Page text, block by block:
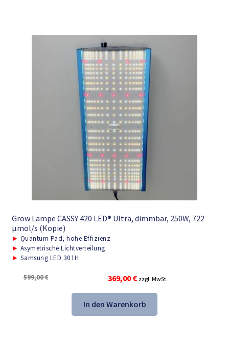
Grow Lampe CASSY 420 LED® Ultra, dimmbar, 250W, 722
μmol/s (Kopie)
► Quantum Pad, hohe Effizienz
► Asymetrische Lichtverteilung
► Samsung LED 301H
599,00€
Ursprünglicher
war:
599,00 €
369,00€Aktueller
ist:
369,00 €.
zzgl. MwSt.
In den Warenkorb